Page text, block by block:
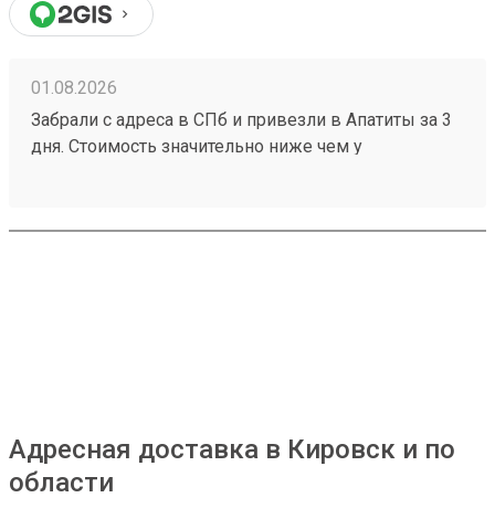
01.08.2026
Забрали с адреса в СПб и привезли в Апатиты за 3
дня. Стоимость значительно ниже чем у
компанией! Номер заказа 260691900.
Адресная доставка в Кировск и по
области